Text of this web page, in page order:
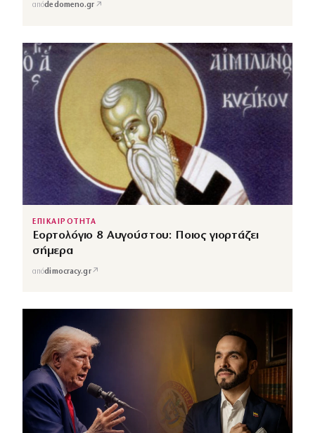
απόdedomeno.gr ↗
ΕΠΙΚΑΙΡΟΤΗΤΑ
Εορτολόγιο 8 Αυγούστου: Ποιος γιορτάζει
σήμερα
απόdimocracy.gr↗